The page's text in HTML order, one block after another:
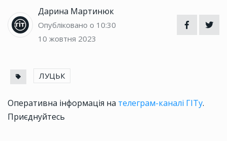
Дарина Мартинюк
Опубліковано о 10:30
10 жовтня 2023
ЛУЦЬК
Оперативна інформація на телеграм-каналі ГІТу.
Приєднуйтесь